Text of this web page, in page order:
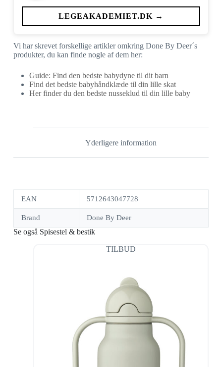
LEGEAKADEMIET.DK →
Vi har skrevet forskellige artikler omkring Done By Deer´s
produkter, du kan finde nogle af dem her:
Guide: Find den bedste babydyne til dit barn
Find det bedste babyhåndklæde til din lille skat
Her finder du den bedste nusseklud til din lille baby
Yderligere information
EAN 5712643047728
Brand Done By Deer
Se også Spisestel & bestik
TILBUD